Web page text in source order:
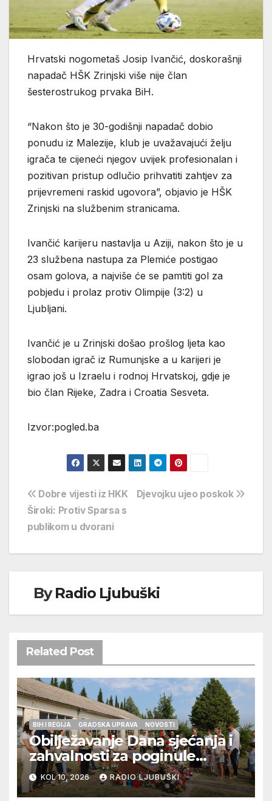
Hrvatski nogometaš Josip Ivančić, doskorašnji
napadač HŠK Zrinjski više nije član
šesterostrukog prvaka BiH.
“Nakon što je 30-godišnji napadač dobio
ponudu iz Malezije, klub je uvažavajući želju
igrača te cijeneći njegov uvijek profesionalan i
pozitivan pristup odlučio prihvatiti zahtjev za
prijevremeni raskid ugovora”, objavio je HŠK
Zrinjski na službenim stranicama.
Ivančić karijeru nastavlja u Aziji, nakon što je u
23 službena nastupa za Plemiće postigao
osam golova, a najviše će se pamtiti gol za
pobjedu i prolaz protiv Olimpije (3:2) u
Ljubljani.
Ivančić je u Zrinjski došao prošlog ljeta kao
slobodan igrač iz Rumunjske a u karijeri je
igrao još u Izraelu i rodnoj Hrvatskoj, gdje je
bio član Rijeke, Zadra i Croatia Sesveta.
Izvor:pogled.ba
Navigacija
objava
Djevojku ujeo poskok
Dobre vijesti iz HKK
Široki: Protiv Sparsa s
publikom u dvorani
ByRadio Ljubuški
Related Post
BIH I REGIJA GRADSKA UPRAVA NOVOSTI
Obilježavanje Dana sjećanja i
zahvalnosti za poginule
ljubuške branitelje u Čapljini
u petak 14.kolovoza 2026.
KOL 10, 2026 RADIO LJUBUŠKI